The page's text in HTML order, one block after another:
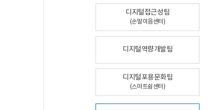
디지털접근성팀
(손말이음센터)
디지털역량개발팀
디지털포용문화팀
(스마트쉼센터)